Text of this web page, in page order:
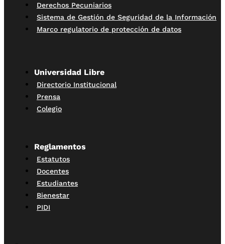
Derechos Pecuniarios
Sistema de Gestión de Seguridad de la Información
Marco regulatorio de protección de datos
Universidad Libre
Directorio Institucional
Prensa
Colegio
Reglamentos
Estatutos
Docentes
Estudiantes
Bienestar
PIDI